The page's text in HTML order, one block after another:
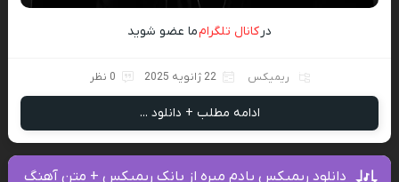
درکانال تلگرامما عضو شوید
ریمیکس 22 ژانویه 2025 0 نظر
ادامه مطلب + دانلود ...
دانلود ریمیکس یادم میره از بانک ریمیکس + متن آهنگ